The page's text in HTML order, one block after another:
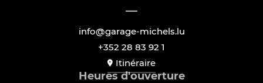
info@garage-michels.lu
+352 28 83 92 1
Itinéraire
Heures d'ouverture